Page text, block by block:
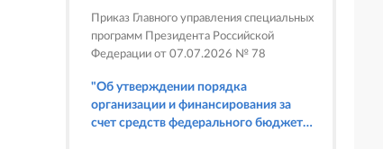
предусмотренных статьями 6.3, 8.1,
9.4, 9.5 и 9.5.1, частью 3 статьи 9.16,
статьей 14.44, частью 1 статьи 19.4,
статьей 19.4.1, частями 6 и 15 статьи
19.5, статьями 19.6 и 19.7, частью 1
статьи 19.26, статьей 19.33, частями 1,
2, 2.1, 6 и 6.1 статьи 20.4 Кодекса
Приказ Главного управления специальных
программ Президента Российской
Федерации от 07.07.2026 № 78
"Об утверждении порядка
организации и финансирования за
счет средств федерального бюджета